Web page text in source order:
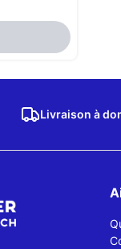
Livraison à